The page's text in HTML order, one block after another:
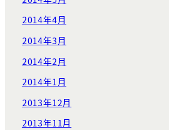
2014年4月
2014年3月
2014年2月
2014年1月
2013年12月
2013年11月